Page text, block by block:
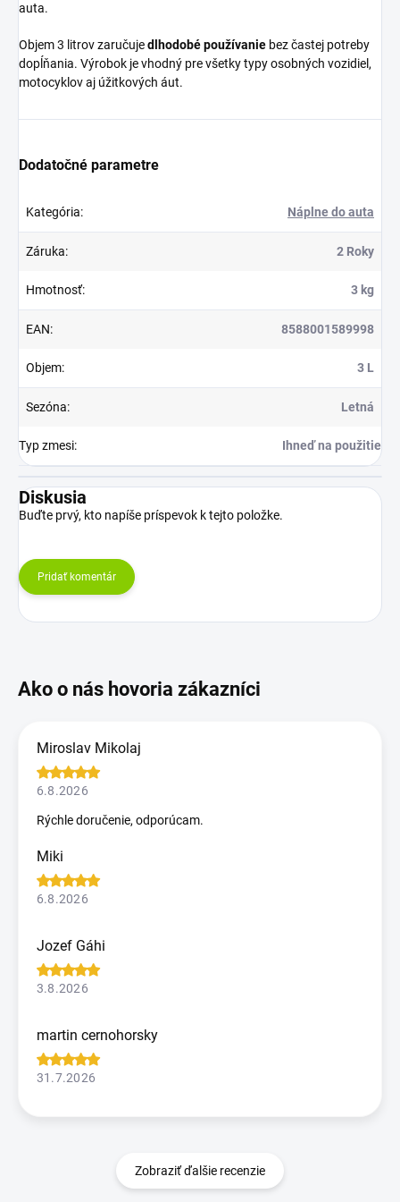
auta.
Objem 3 litrov zaručujedlhodobé používanie bez častej potreby
dopĺňania. Výrobok je vhodný pre všetky typy osobných vozidiel,
motocyklov aj úžitkových áut.
Dodatočné parametre
Kategória: Náplne do auta
Záruka: 2 Roky
Hmotnosť: 3 kg
EAN: 8588001589998
Objem: 3 L
Sezóna: Letná
Typ zmesi: Ihneď na použitie
Diskusia
Buďte prvý, kto napíše príspevok k tejto položke.
Pridať komentár
Miroslav Mikolaj
6.8.2026
Rýchle doručenie, odporúcam.
Miki
6.8.2026
Jozef Gáhi
3.8.2026
martin cernohorsky
31.7.2026
Zobraziť ďalšie recenzie